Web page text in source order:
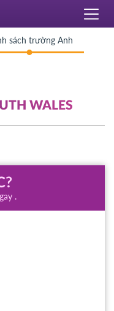
sách trường Anh
WALES
.